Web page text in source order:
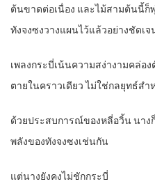
ต้นขาดต่อเนื่อง และไม้สามต้นนี้
ทังจงซงวางแผนไว้แล้วอย่างชัดเจ
เพลงกระบี่เน้นความสง่างามคล่อ
ตายในคราวเดียว ไม่ใช่กลยุทธ์สำ
ด้วยประสบการณ์ของหลี่อวิ้น นาง
พลังของทังจงซงเช่นกัน
แต่นางยังคงไม่ชักกระบี่